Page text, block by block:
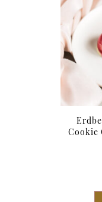
Cookie